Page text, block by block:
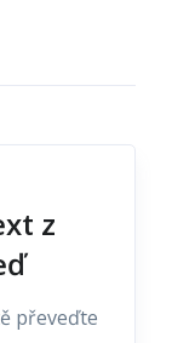
z
převeďte